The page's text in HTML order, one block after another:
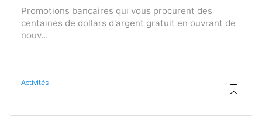
Promotions bancaires qui vous procurent des
centaines de dollars d'argent gratuit en ouvrant de
nouv...
Activités